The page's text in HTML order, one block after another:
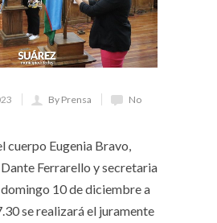
By Prensa
No
cuerpo Eugenia Bravo,
Ferrarello y secretaria
domingo 10 de diciembre a
se realizará el juramente